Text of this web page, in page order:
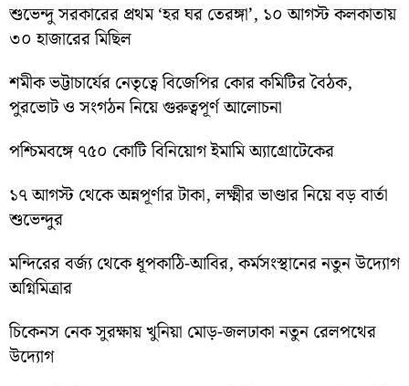
শুভেন্দু সরকারের প্রথম ‘হর ঘর তেরঙ্গা’, ১০ আগস্ট কলকাতায়
৩০ হাজারের মিছিল
শমীক ভট্টাচার্যের নেতৃত্বে বিজেপির কোর কমিটির বৈঠক,
পুরভোট ও সংগঠন নিয়ে গুরুত্বপূর্ণ আলোচনা
পশ্চিমবঙ্গে ৭৫০ কোটি বিনিয়োগ ইমামি অ্যাগ্রোটেকের
১৭ আগস্ট থেকে অন্নপূর্ণার টাকা, লক্ষ্মীর ভাণ্ডার নিয়ে বড় বার্তা
শুভেন্দুর
মন্দিরের বর্জ্য থেকে ধূপকাঠি-আবির, কর্মসংস্থানের নতুন উদ্যোগ
অগ্নিমিত্রার
চিকেনস নেক সুরক্ষায় খুনিয়া মোড়-জলঢাকা নতুন রেলপথের
উদ্যোগ